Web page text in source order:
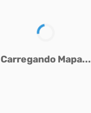
Carregando Mapa...